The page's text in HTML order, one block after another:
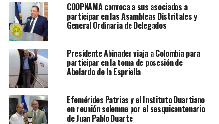
COOPNAMA convoca a sus asociados a
participar en las Asambleas Distritales y
General Ordinaria de Delegados
Presidente Abinader viaja a Colombia para
participar en la toma de posesión de
Abelardo de la Espriella
Efemérides Patrias y el Instituto Duartiano
en reunión solemne por el sesquicentenario
de Juan Pablo Duarte